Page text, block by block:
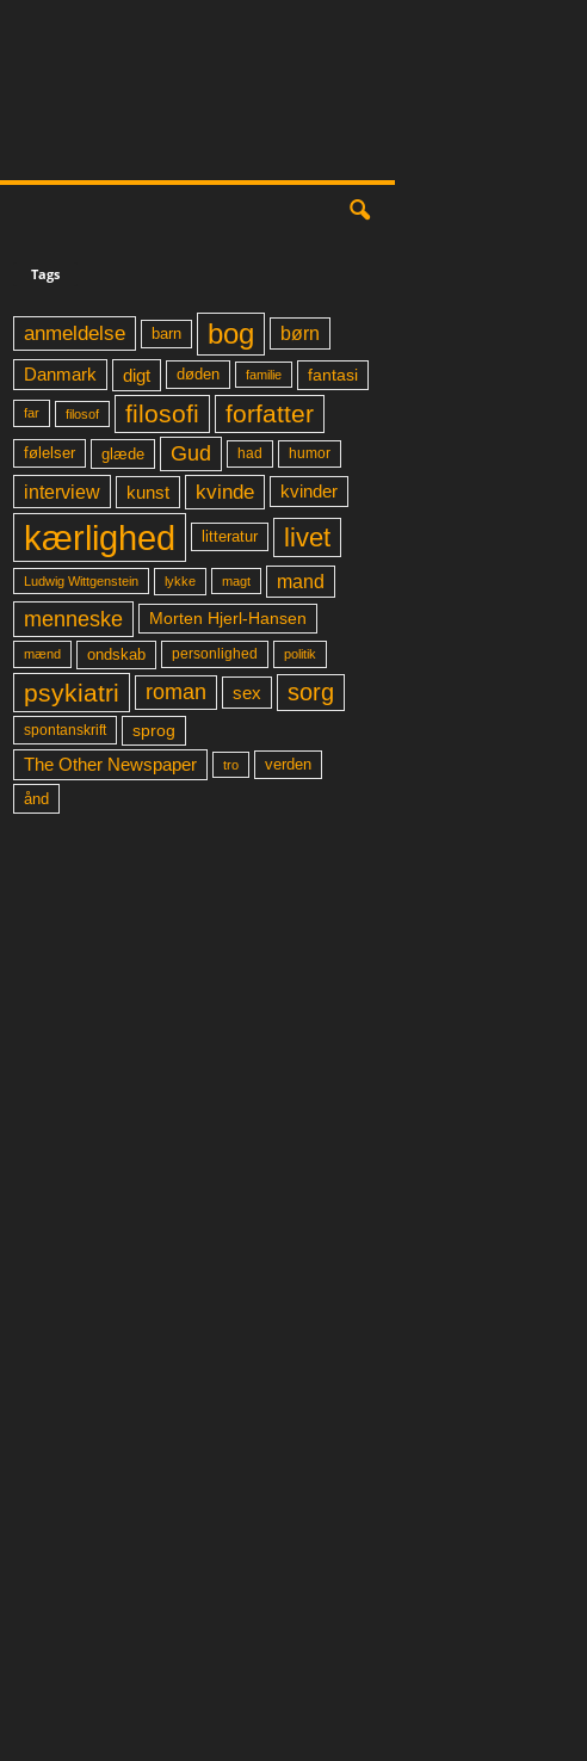
Tags
anmeldelse barn bog børn
Danmark digt døden familie fantasi
far filosof filosofi forfatter
følelser glæde Gud had humor
interview kunst kvinde kvinder
kærlighed litteratur livet
Ludwig Wittgenstein lykke magt mand
menneske Morten Hjerl-Hansen
mænd ondskab personlighed politik
psykiatri roman sex sorg
spontanskrift sprog
The Other Newspaper tro verden
ånd